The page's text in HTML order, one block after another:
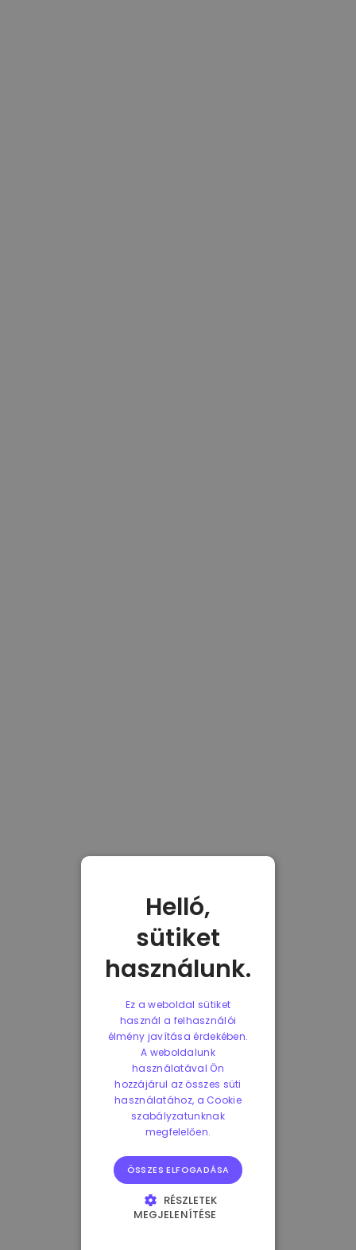
Helló,
sütiket
használunk.
Ez a weboldal sütiket
használ a felhasználói
élmény javítása érdekében.
A weboldalunk
használatával Ön
hozzájárul az összes süti
használatához, a Cookie
szabályzatunknak
megfelelően.
ÖSSZES ELFOGADÁSA
RÉSZLETEK
MEGJELENÍTÉSE